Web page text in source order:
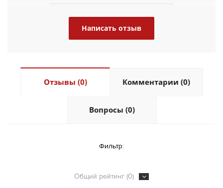
Написать отзыв
Отзывы (0) Комментарии (0)
Вопросы (0)
Фильтр:
Общий рейтинг (0)